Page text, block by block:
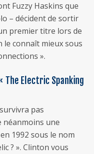
Fuzzy Haskins que
– décident de sortir
premier titre lors de
le connaît mieux sous
».
The Electric Spanking
pas
néanmoins une
1992 sous le nom
? ». Clinton vous